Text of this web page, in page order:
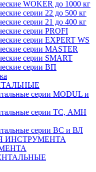
WOKER до 1000 кг
серии 22 до 500 кг
серии 21 до 400 кг
серии PROFI
серии EXPERT WS
серии MASTER
серии SMART
серии ВП
серии MODUL и
серии ТС, АМН
серии ВС и ВЛ
ИНСТРУМЕНТА